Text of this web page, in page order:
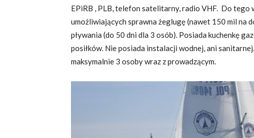
EPiRB , PLB, telefon satelitarny, radio VHF. Do tego
umożliwiających sprawna żeglugę (nawet 150 mil na
pływania (do 50 dni dla 3 osób). Posiada kuchenkę
posiłków. Nie posiada instalacji wodnej, ani
maksymalnie 3 osoby wraz z prowadzącym.